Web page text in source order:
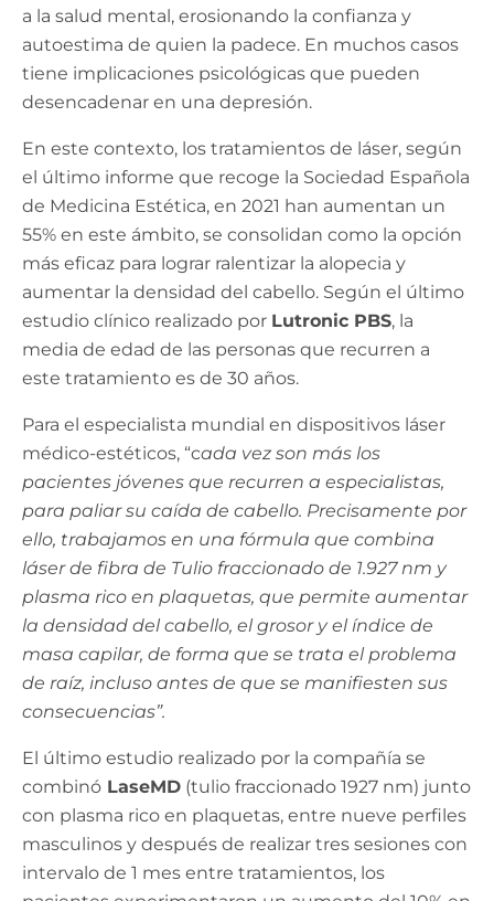
a la salud mental, erosionando la confianza y
autoestima de quien la padece. En muchos casos
tiene implicaciones psicológicas que pueden
desencadenar en una depresión.
En este contexto, los tratamientos de láser, según
el último informe que recoge la Sociedad Española
de Medicina Estética, en 2021 han aumentan un
55% en este ámbito, se consolidan como la opción
más eficaz para lograr ralentizar la alopecia y
aumentar la densidad del cabello. Según el último
estudio clínico realizado por Lutronic PBS, la
media de edad de las personas que recurren a
este tratamiento es de 30 años.
Para el especialista mundial en dispositivos láser
médico-estéticos, “cada vez son más los
pacientes jóvenes que recurren a especialistas,
para paliar su caída de cabello. Precisamente por
ello, trabajamos en una fórmula que combina
láser de fibra de Tulio fraccionado de 1.927 nm y
plasma rico en plaquetas, que permite aumentar
la densidad del cabello, el grosor y el índice de
masa capilar, de forma que se trata el problema
de raíz, incluso antes de que se manifiesten sus
consecuencias”.
El último estudio realizado por la compañía se
combinó LaseMD (tulio fraccionado 1927 nm) junto
con plasma rico en plaquetas, entre nueve perfiles
masculinos y después de realizar tres sesiones con
intervalo de 1 mes entre tratamientos, los